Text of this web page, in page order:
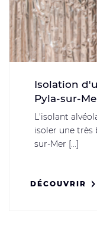
Isolation
Pyla-sur-
L'isolant
isoler une très
sur-Mer [...]
DÉCOUVRIR